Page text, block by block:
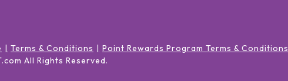
Terms & Conditions
Point Rewards Program Terms & Conditions
All Rights Reserved.